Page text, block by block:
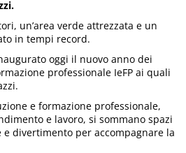
un’area verde attrezzata e un
in tempi record.
oggi il nuovo anno dei
professionale IeFP ai quali
e formazione professionale,
e lavoro, si sommano spazi
e divertimento per accompagnare la